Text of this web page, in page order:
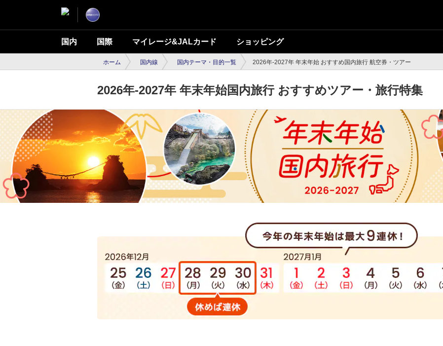
国内 国際 マイレージ&JALカード ショッピング
ホーム 国内線 国内テーマ・目的一覧 2026年-2027年 年末年始 おすすめ国内旅行 航空券・ツアー
2026年-2027年 年末年始国内旅行 おすすめツアー・旅行特集